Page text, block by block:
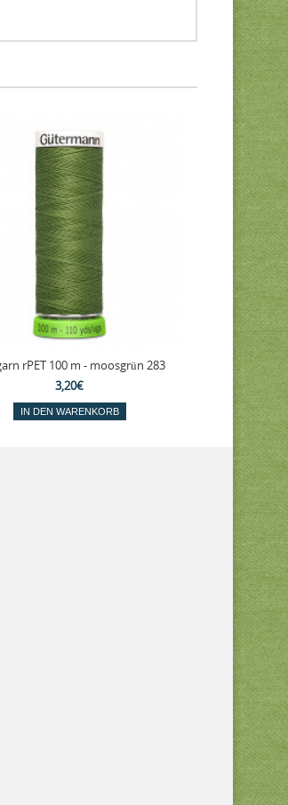
rPET 100 m - moosgrün 283
3,20€
IN DEN WARENKORB